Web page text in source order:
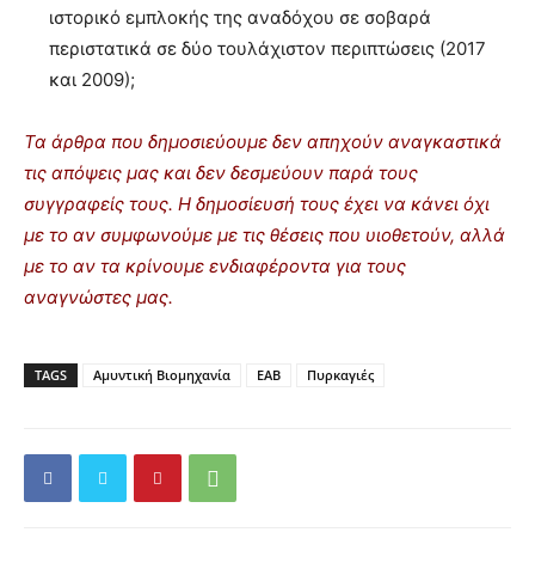
ιστορικό εμπλοκής της αναδόχου σε σοβαρά
περιστατικά σε δύο τουλάχιστον περιπτώσεις (2017
και 2009);
Τα άρθρα που δημοσιεύουμε δεν απηχούν αναγκαστικά
τις απόψεις μας και δεν δεσμεύουν παρά τους
συγγραφείς τους. Η δημοσίευσή τους έχει να κάνει όχι
με το αν συμφωνούμε με τις θέσεις που υιοθετούν, αλλά
με το αν τα κρίνουμε ενδιαφέροντα για τους
αναγνώστες μας.
TAGS Αμυντική Βιομηχανία ΕΑΒ Πυρκαγιές